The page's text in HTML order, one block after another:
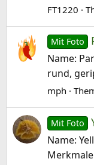
FT1220
Mit Foto
Name:
rund,
mph
Mit Foto
Name: